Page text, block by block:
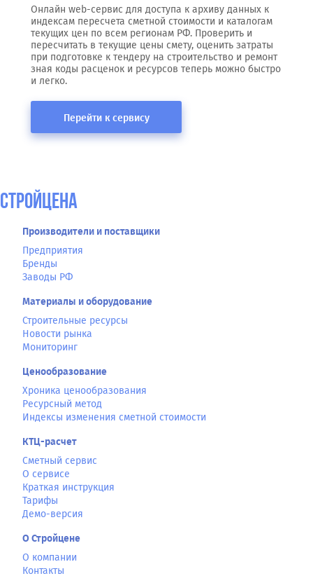
Онлайн web-сервис для доступа к архиву данных к
индексам пересчета сметной стоимости и каталогам
текущих цен по всем регионам РФ. Проверить и
пересчитать в текущие цены смету, оценить затраты
при подготовке к тендеру на строительство и ремонт
зная коды расценок и ресурсов теперь можно быстро
и легко.
Перейти к сервису
СтройЦена
Производители и поставщики
Предприятия
Бренды
Заводы РФ
Материалы и оборудование
Строительные ресурсы
Новости рынка
Мониторинг
Ценообразование
Хроника ценообразования
Ресурсный метод
Индексы изменения сметной стоимости
КТЦ-расчет
Сметный сервис
О сервисе
Краткая инструкция
Тарифы
Демо-версия
О Стройцене
О компании
Контакты